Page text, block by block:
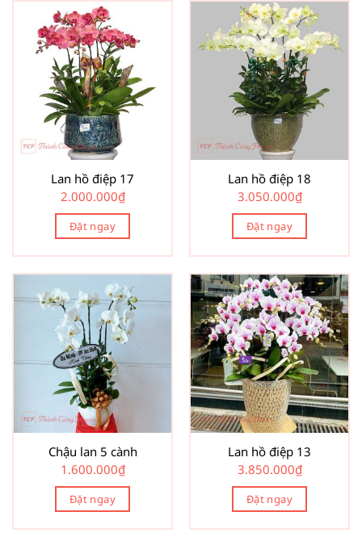
Lan hồ điệp 17
2.000.000₫
Đặt ngay
Lan hồ điệp 18
3.050.000₫
Đặt ngay
Chậu lan 5 cành
1.600.000₫
Đặt ngay
Lan hồ điệp 13
3.850.000₫
Đặt ngay